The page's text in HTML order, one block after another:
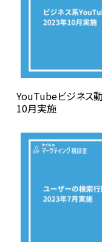
YouTubeビジネス
10月実施